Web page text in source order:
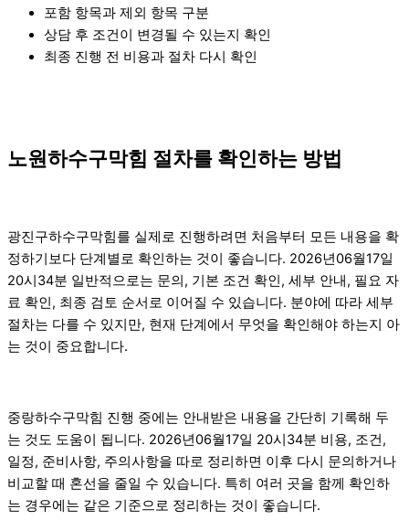
포함 항목과 제외 항목 구분
상담 후 조건이 변경될 수 있는지 확인
최종 진행 전 비용과 절차 다시 확인
노원하수구막힘 절차를 확인하는 방법
광진구하수구막힘를 실제로 진행하려면 처음부터 모든 내용을 확
정하기보다 단계별로 확인하는 것이 좋습니다. 2026년06월17일
20시34분 일반적으로는 문의, 기본 조건 확인, 세부 안내, 필요 자
료 확인, 최종 검토 순서로 이어질 수 있습니다. 분야에 따라 세부
절차는 다를 수 있지만, 현재 단계에서 무엇을 확인해야 하는지 아
는 것이 중요합니다.
중랑하수구막힘 진행 중에는 안내받은 내용을 간단히 기록해 두
는 것도 도움이 됩니다. 2026년06월17일 20시34분 비용, 조건,
일정, 준비사항, 주의사항을 따로 정리하면 이후 다시 문의하거나
비교할 때 혼선을 줄일 수 있습니다. 특히 여러 곳을 함께 확인하
는 경우에는 같은 기준으로 정리하는 것이 좋습니다.